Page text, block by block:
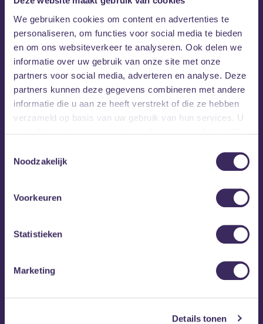
We gebruiken cookies om content en advertenties te
personaliseren, om functies voor social media te bieden
en om ons websiteverkeer te analyseren. Ook delen we
informatie over uw gebruik van onze site met onze
partners voor social media, adverteren en analyse. Deze
partners kunnen deze gegevens combineren met andere
informatie die u aan ze heeft verstrekt of die ze hebben
verzameld op basis van uw gebruik van hun services. U
Noodzakelijk
Voorkeuren
Statistieken
Marketing
Details tonen
begeleid (door David als
bandcoach), wat de boel wat
overzichtelijker houdt. Het is altijd
zo leuk dat we 'even' moeten
nakletsen :) We leren ook heel veel
van Kickstart!
Ik vond kickstart een hele fijne en
kunnen ontwikkelen en ervaring op